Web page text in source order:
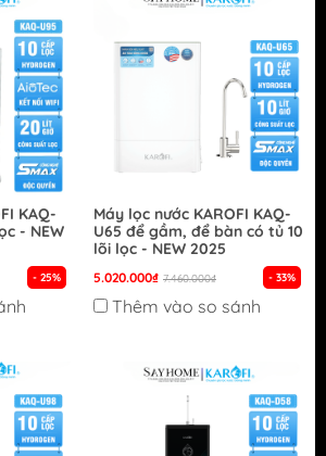
KAQ-
- NEW
- 25%
Máy lọc nước KAROFI KAQ-
U65 để gầm, để bàn có tủ 10
lõi lọc - NEW 2025
5.020.000₫ 7.460.000₫ - 33%
Thêm vào so sánh